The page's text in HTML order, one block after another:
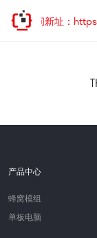
欢迎访问新址：
产品中心
蜂窝模组
单板电脑